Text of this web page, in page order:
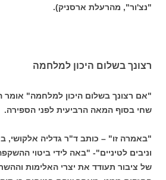
"נצ'ור", מהרעלת ארסניק).
רצונך בשלום היכון למלחמה
"אם רצונך בשלום היכון למלחמה" אומר
שחי בסוף המאה הרביעית לפני הספירה.
"באמרה זו" – כותב ד"ר גדליה אלקושי,
וניבים לטיניים"- "באה לידי ביטוי
של ציבור תעודד את יצרי האלימות